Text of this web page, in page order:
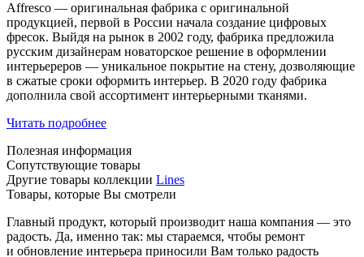
Affresco — оригинальная фабрика с оригинальной
продукцией, первой в России начала создание цифровых
фресок. Выйдя на рынок в 2002 году, фабрика предложила
русским дизайнерам новаторское решение в оформлении
интерьереров — уникальное покрытие на стену, дозволяющие
в сжатые сроки оформить интерьер. В 2020 году фабрика
дополнила свой ассортимент интерьерными тканями.
Читать подробнее
Полезная информация
Сопутствующие товары
Другие товары коллекции Lines
Товары, которые Вы смотрели
Главный продукт, который производит наша компания — это
радость. Да, именно так: мы стараемся, чтобы ремонт
и обновление интерьера приносили Вам только радость